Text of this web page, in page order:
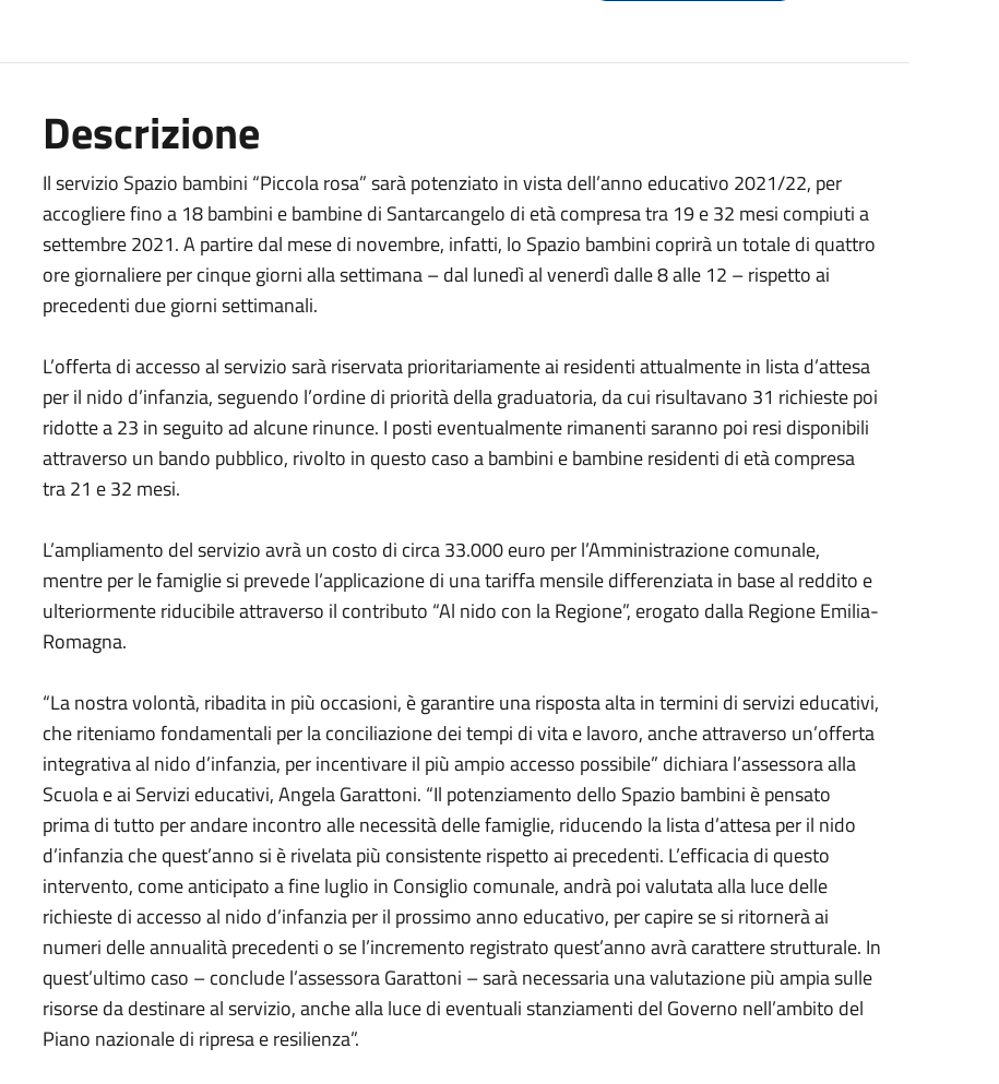
Descrizione
Il servizio Spazio bambini “Piccola rosa” sarà potenziato in vista dell’anno educativo 2021/22, per
accogliere fino a 18 bambini e bambine di Santarcangelo di età compresa tra 19 e 32 mesi compiuti a
settembre 2021. A partire dal mese di novembre, infatti, lo Spazio bambini coprirà un totale di quattro
ore giornaliere per cinque giorni alla settimana – dal lunedì al venerdì dalle 8 alle 12 – rispetto ai
precedenti due giorni settimanali.
L’offerta di accesso al servizio sarà riservata prioritariamente ai residenti attualmente in lista d’attesa
per il nido d’infanzia, seguendo l’ordine di priorità della graduatoria, da cui risultavano 31 richieste poi
ridotte a 23 in seguito ad alcune rinunce. I posti eventualmente rimanenti saranno poi resi disponibili
attraverso un bando pubblico, rivolto in questo caso a bambini e bambine residenti di età compresa
tra 21 e 32 mesi.
L’ampliamento del servizio avrà un costo di circa 33.000 euro per l’Amministrazione comunale,
mentre per le famiglie si prevede l’applicazione di una tariffa mensile differenziata in base al reddito e
ulteriormente riducibile attraverso il contributo “Al nido con la Regione”, erogato dalla Regione Emilia-
Romagna.
“La nostra volontà, ribadita in più occasioni, è garantire una risposta alta in termini di servizi educativi,
che riteniamo fondamentali per la conciliazione dei tempi di vita e lavoro, anche attraverso un’offerta
integrativa al nido d’infanzia, per incentivare il più ampio accesso possibile” dichiara l’assessora alla
Scuola e ai Servizi educativi, Angela Garattoni. “Il potenziamento dello Spazio bambini è pensato
prima di tutto per andare incontro alle necessità delle famiglie, riducendo la lista d’attesa per il nido
d’infanzia che quest’anno si è rivelata più consistente rispetto ai precedenti. L’efficacia di questo
intervento, come anticipato a fine luglio in Consiglio comunale, andrà poi valutata alla luce delle
richieste di accesso al nido d’infanzia per il prossimo anno educativo, per capire se si ritornerà ai
numeri delle annualità precedenti o se l’incremento registrato quest’anno avrà carattere strutturale. In
quest’ultimo caso – conclude l’assessora Garattoni – sarà necessaria una valutazione più ampia sulle
risorse da destinare al servizio, anche alla luce di eventuali stanziamenti del Governo nell’ambito del
Piano nazionale di ripresa e resilienza”.